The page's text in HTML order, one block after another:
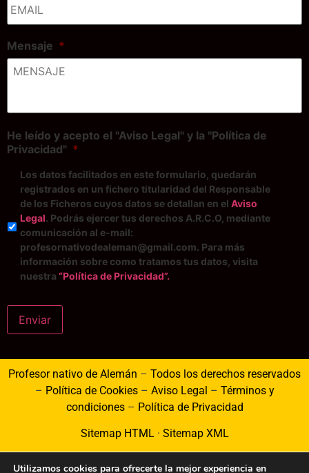
Mensaje *
He leído y acepto el "Aviso Legal" y la "Política de
Privacidad" *
Los datos facilitados en este formulario, quedarán
registrados en un fichero titularidad del Responsable
de los Ficheros cuyos datos se detallan en el Aviso
Legal. Podrás ejercer tus derechos A.R.C.O, mediante
comunicación al e-mail:
profesornativodealeman@gmail.com. Para más
información sobre como tratamos tus datos, visita
nuestra “Política de Privacidad”.
Enviar
Profesor nativo de Alemán – Todos los derechos reservados
– Política de Cookies– Aviso Legal – Términos y
condiciones– Política de Privacidad
Sitemap HTML· Sitemap XML
Utilizamos cookies para ofrecerte la mejor experiencia en